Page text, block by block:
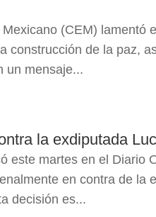
(CEM) lamentó
construcción de la paz,
un mensaje...
la exdiputada
este martes en el Diario
en contra de la
decisión es...